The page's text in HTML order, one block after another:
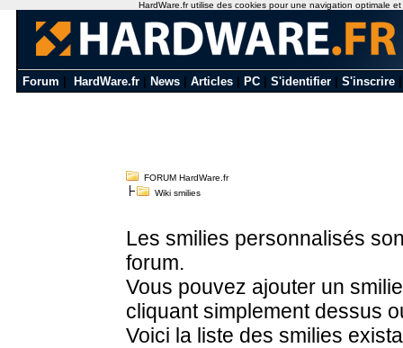
Forum HardWare.fr News Articles PC S'identifier S'inscrire
FORUM HardWare.fr
Wiki smilies
Les smilies personnalisés
forum.
Vous pouvez ajouter un
cliquant simplement dessus
Voici la liste des smilies
HardWare.fr utilise des cookies pour une navigation optimale